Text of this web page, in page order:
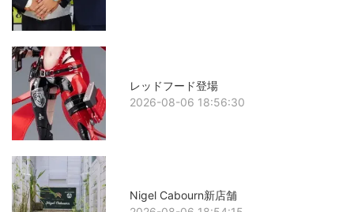
レッドフード登場
2026-08-06 18:56:30
Nigel Cabourn新店舗